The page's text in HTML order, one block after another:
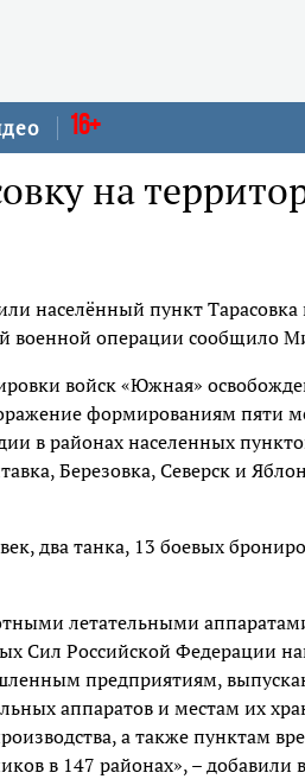
16+
на
населённый пункт
военной операции сообщило
войск «Южная»
формированиям пяти
в районах населенных
Березовка, Северск и
два танка, 13 боевых
летательными
Сил Российской Федерации
предприятиям,
аппаратов и местам их
а также пунктам
в 147 районах», –